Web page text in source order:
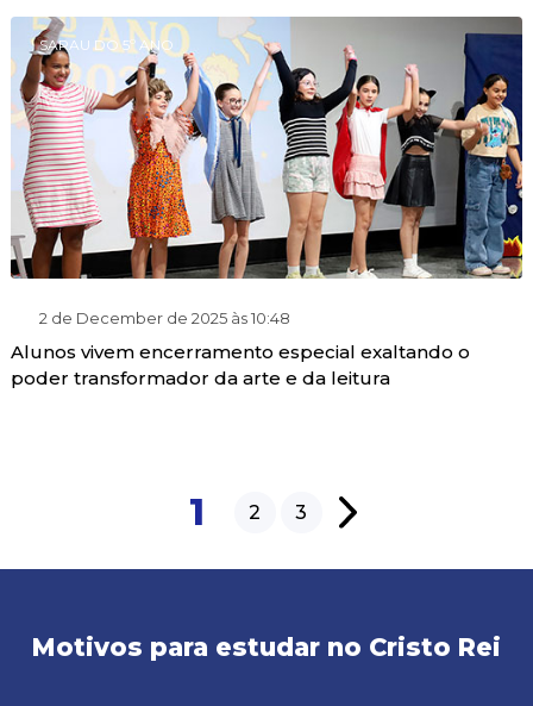
SARAU DO 5º ANO
2 de December de 2025 às 10:48
Alunos vivem encerramento especial exaltando o
poder transformador da arte e da leitura
1 2 3
Motivos para estudar no Cristo Rei